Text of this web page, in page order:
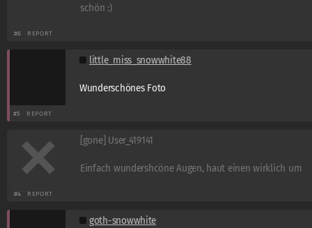
schön :)
#6 REPORT
little_miss_snowwhite88
Wunderschönes Foto
#5 REPORT
[gone] User_419141
Einfach wundershcöne Augen, haut einen wirklich um
#4 REPORT
goth-snowwhite